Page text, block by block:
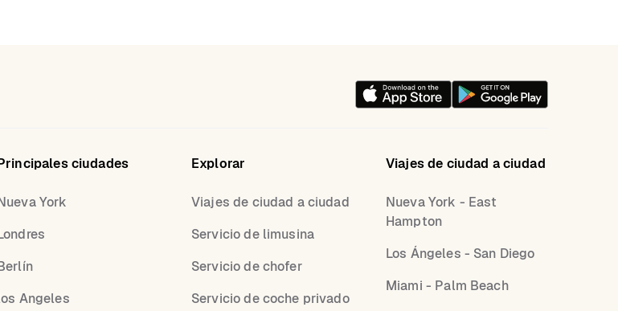
ciudades
York
Angeles
Explorar
Viajes de ciudad a ciudad
Servicio de limusina
Servicio de chofer
Servicio de coche privado
Viajes de ciudad a ciudad
Nueva York - East
Hampton
Los Ángeles - San Diego
Miami - Palm Beach